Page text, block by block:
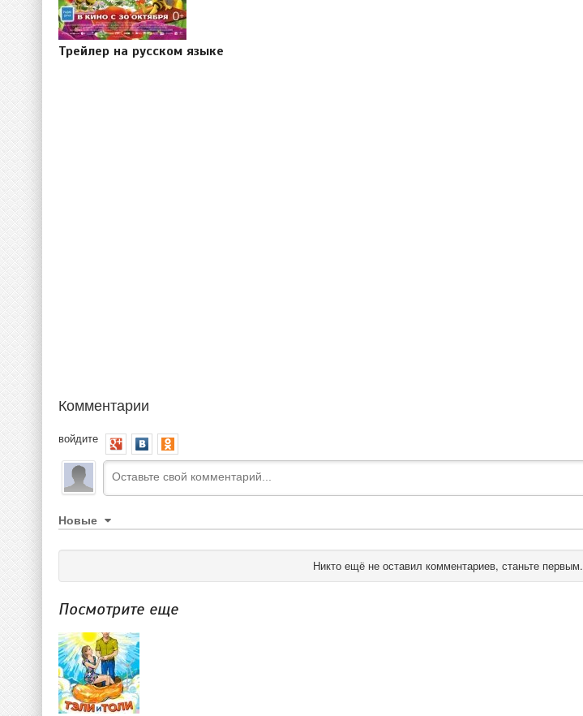
Трейлер на русском языке
Комментарии
войдите
Новые
Никто ещё не оставил комментариев, станьте первым.
Посмотрите еще